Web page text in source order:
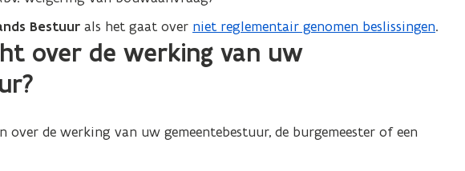
Bestuur als het gaat over niet reglementair genomen beslissingen.
over de werking van uw
over de werking van uw gemeentebestuur, de burgemeester of een